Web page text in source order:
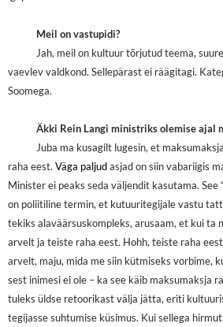
Meil on vastupidi?
Jah, meil on kultuur tõrjutud teema,
vaevlev valdkond. Sellepärast ei räägitagi.
Soomega.
Äkki Rein Langi ministriks olemise ajal
Juba ma kusagilt lugesin, et
raha eest. Väga paljudasjad on siin vabariigis
Minister ei peaks seda väljendit kasutama. See
on poliitiline termin, et kutuuritegijale vastu
tekiks alaväärsuskompleks, arusaam, et kui ta
arvelt ja teiste raha eest. Hohh, teiste raha
arvelt, maju, mida me siin kütmiseks vorbime,
sest inimesi ei ole – ka see käib maksumaksja
tuleks üldse retoorikast välja jätta, eriti
tegijasse suhtumise küsimus. Kui sellega